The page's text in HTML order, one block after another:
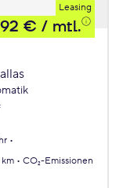
Leasing
€ / mtl.
CO₂-Emissionen